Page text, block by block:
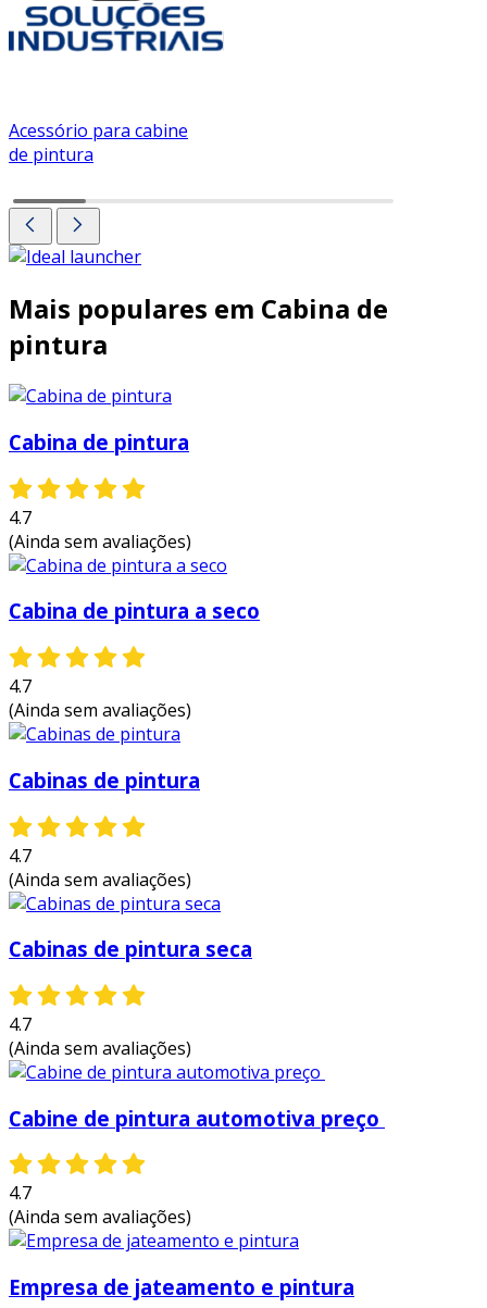
Acessório para cabine
de pintura
Mais populares em Cabina de
pintura
Cabina de pintura
4.7
(Ainda sem avaliações)
Cabina de pintura a seco
4.7
(Ainda sem avaliações)
Cabinas de pintura
4.7
(Ainda sem avaliações)
Cabinas de pintura seca
4.7
(Ainda sem avaliações)
Cabine de pintura automotiva preço
4.7
(Ainda sem avaliações)
Empresa de jateamento e pintura